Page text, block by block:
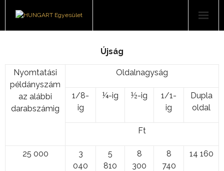
Rólunk
Könyvsorozat
Letöltések
Újság
Nyomtatási
példányszám
az alábbi
darabszámig
Oldalnagyság
1/8-
ig
¼-ig ½-ig
1/1-
ig
Dupla
oldal
Ft
25 000
3
040
5
810
8
300
8
740
14 160